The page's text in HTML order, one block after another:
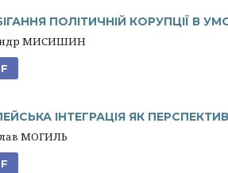
ПОЛІТИЧНІЙ КОРУПЦІЇ В
МИСИШИН
ІНТЕГРАЦІЯ ЯК
МОГИЛЬ